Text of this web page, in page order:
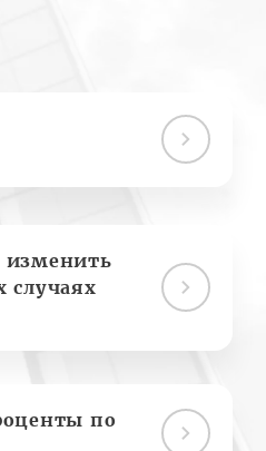
изменить
случаях
по